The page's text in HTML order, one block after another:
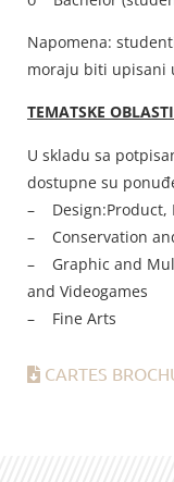
Napomena:
moraju biti upisani
TEMATSKE
U skladu sa
dostupne su
– Design:Product,
– Conservation
– Graphic and
and Videogames
– Fine Arts
CARTES